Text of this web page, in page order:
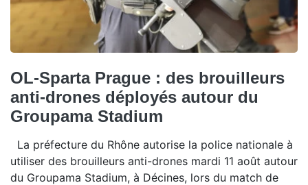
OL-Sparta Prague : des brouilleurs
anti-drones déployés autour du
Groupama Stadium
La préfecture du Rhône autorise la police nationale à
utiliser des brouilleurs anti-drones mardi 11 août autour
du Groupama Stadium, à Décines, lors du match de